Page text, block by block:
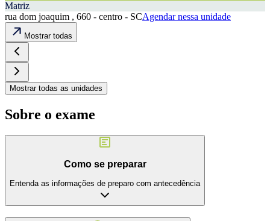
Matriz
rua dom joaquim , 660 - centro - SCAgendar nessa unidade
Mostrar todas
Mostrar todas as unidades
Sobre o exame
Como se preparar
Entenda as informações de preparo com antecedência